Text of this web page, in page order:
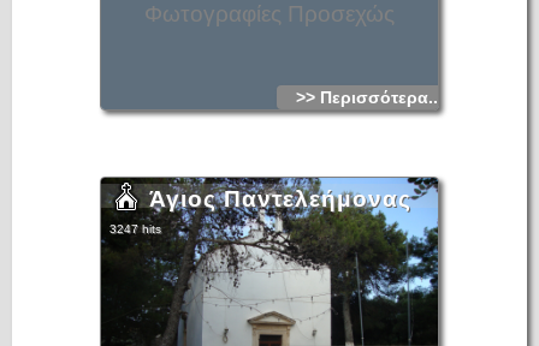
Φωτογραφίες Προσεχώς
>> Περισσότερα...
Άγιος Παντελεήμονας
3247 hits